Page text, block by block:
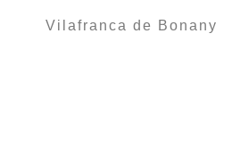
Vilafranca de Bonany